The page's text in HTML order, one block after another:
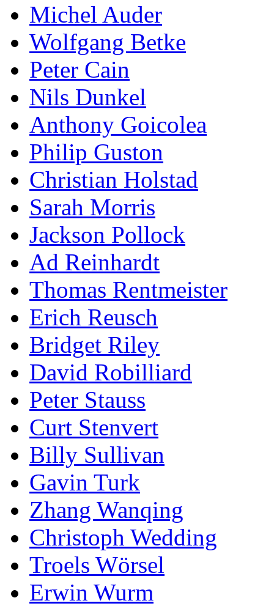
Michel Auder
Wolfgang Betke
Peter Cain
Nils Dunkel
Anthony Goicolea
Philip Guston
Christian Holstad
Sarah Morris
Jackson Pollock
Ad Reinhardt
Thomas Rentmeister
Erich Reusch
Bridget Riley
David Robilliard
Peter Stauss
Curt Stenvert
Billy Sullivan
Gavin Turk
Zhang Wanqing
Christoph Wedding
Troels Wörsel
Erwin Wurm